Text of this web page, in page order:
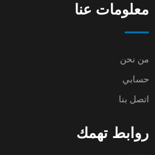
معلومات عنا
من نحن
حسابي
اتصل بنا
روابط تهمك